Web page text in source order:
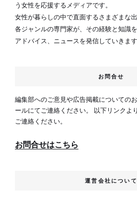
う女性を応援するメディアです。
女性が暮らしの中で直面するさまざまな
各ジャンルの専門家が、その経験と知識
アドバイス、ニュースを発信していきます
お問合せ
編集部へのご意見や広告掲載についての
ールにてご連絡ください。 以下リンクよ
ご連絡ください。
お問合せはこちら
運営会社について